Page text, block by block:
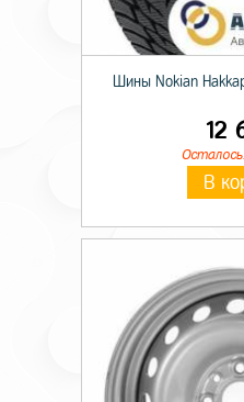
Шины Nokian
12
В